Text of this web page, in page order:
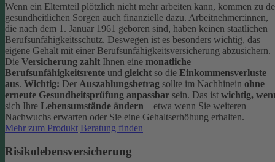
Wenn ein Elternteil plötzlich nicht mehr arbeiten kann, kommen zu
gesundheitlichen Sorgen auch finanzielle dazu. Arbeitnehmer:innen,
die nach dem 1. Januar 1961 geboren sind, haben keinen staatlichen
Berufsunfähigkeitsschutz. Deswegen ist es besonders wichtig, das
eigene Gehalt mit einer Berufsunfähigkeitsversicherung abzusichern.
Die Versicherung zahlt Ihnen eine monatliche
Berufsunfähigkeitsrente und gleicht so die Einkommensverluste
aus. Wichtig: Der Auszahlungsbetrag sollte im Nachhinein ohne
erneute Gesundheitsprüfung anpassbar sein. Das ist wichtig,
sich Ihre Lebensumstände ändern – etwa wenn Sie weiteren
Nachwuchs erwarten oder Sie eine Gehaltserhöhung erhalten.
Mehr zum Produkt Beratung finden
Risikolebensversicherung